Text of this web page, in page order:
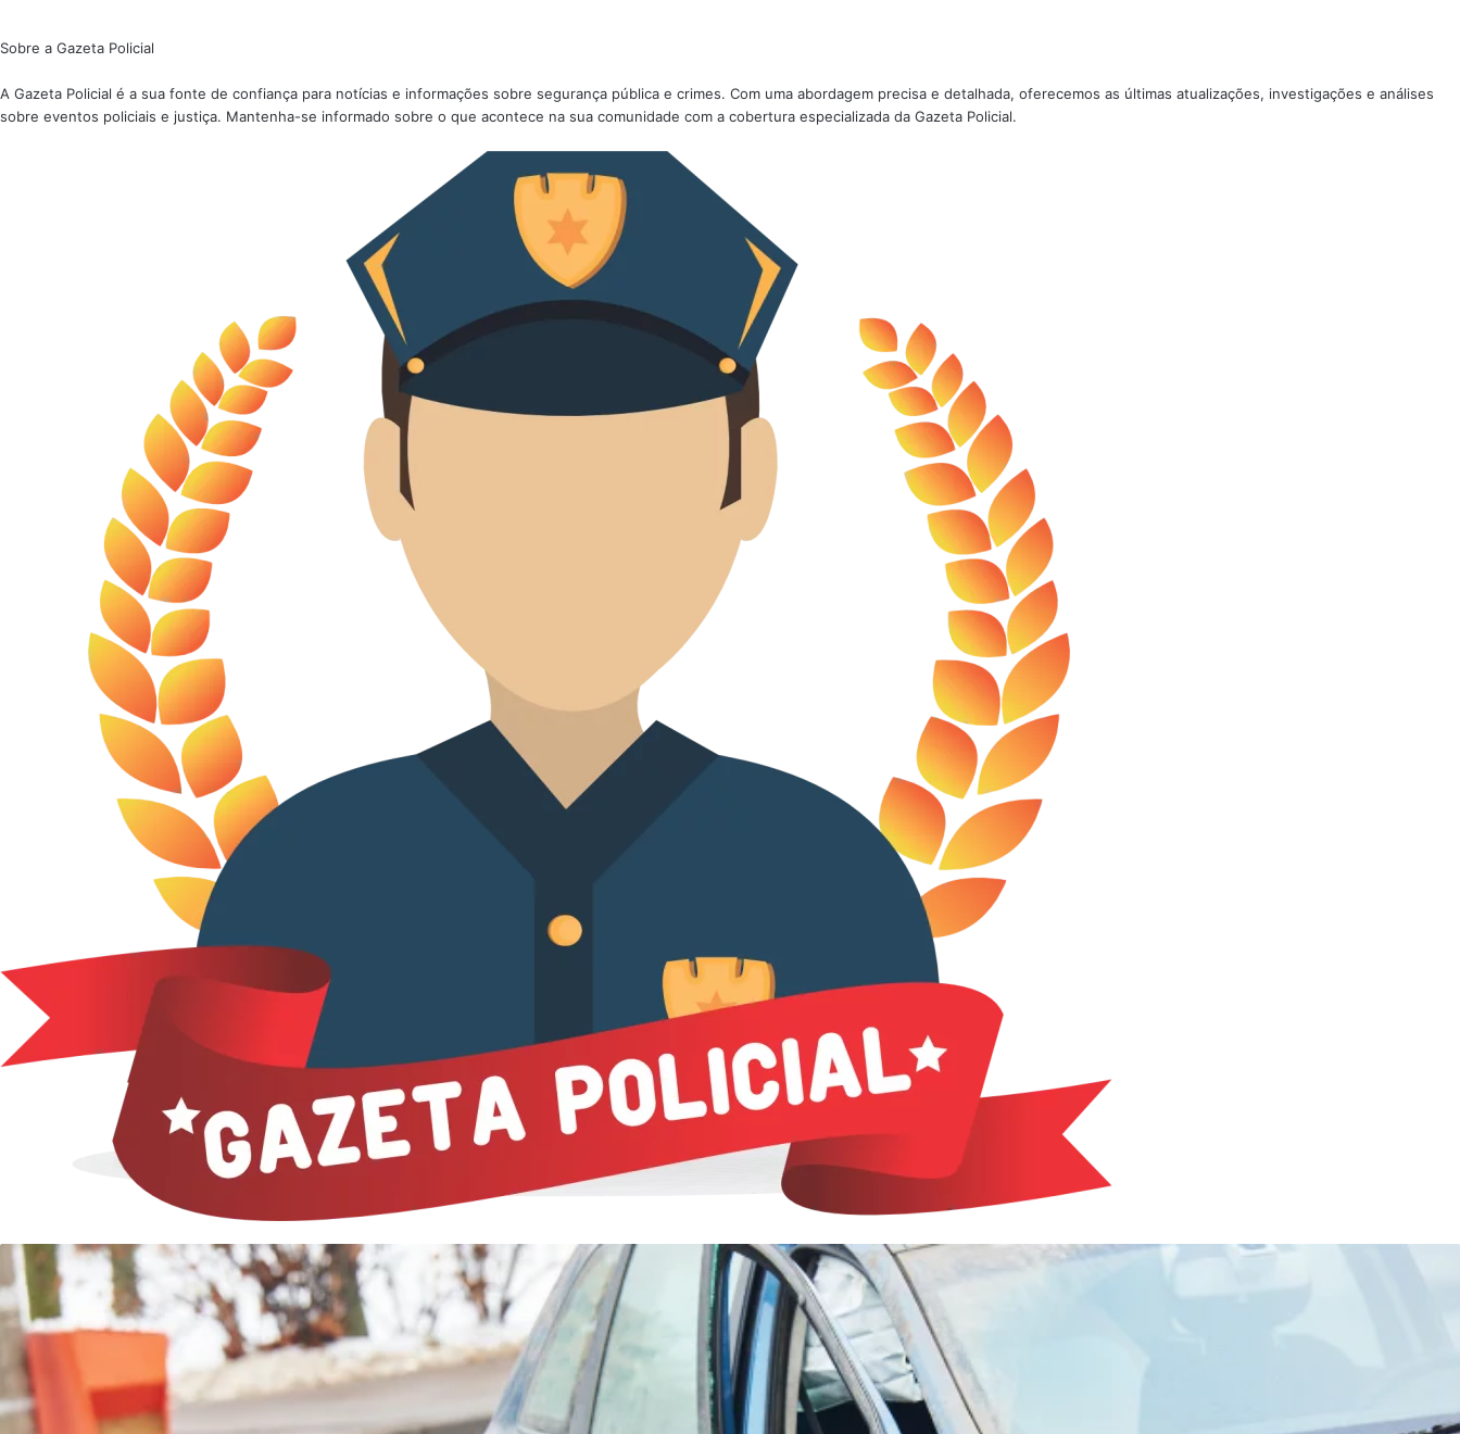
Sobre a Gazeta Policial
A Gazeta Policial é a sua fonte de confiança para notícias e informações sobre segurança pública e crimes. Com uma abordagem precisa e detalhada, oferecemos as últimas atualizações, investigações e análises
sobre eventos policiais e justiça. Mantenha-se informado sobre o que acontece na sua comunidade com a cobertura especializada da Gazeta Policial.